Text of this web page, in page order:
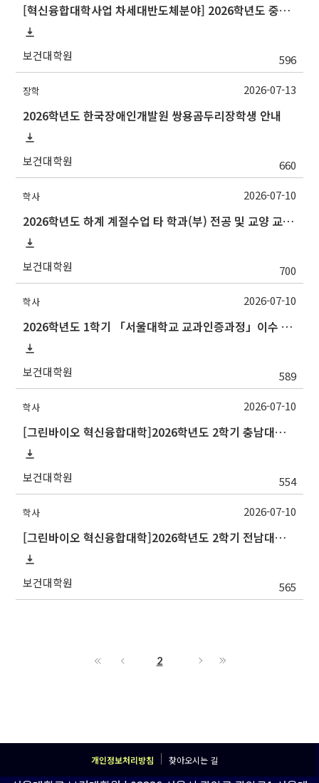
[혁신융합대학사업 차세대반도체분야] 2026학년도 중앙대학교 2학기 교류 수학 안내
보건대학원 596
장학
2026학년도 한국장애인개발원 쌍용곰두리장학생 안내
보건대학원 660
2026-07-13
학사
2026학년도 하계 계절수업 타 학과(부) 전공 및 교양 교과목 성적평가방법 선택제 신청 안내(~7/15 수)
보건대학원 700
2026-07-10
학사
2026학년도 1학기 「서울대학교 교과인증과정」이수 신청 안내
보건대학원 589
2026-07-10
학사
[그린바이오 혁신융합대학]2026학년도 2학기 충남대학교 교류 수학 안내
보건대학원 554
2026-07-10
학사
[그린바이오 혁신융합대학]2026학년도 2학기 전남대학교 교류 수학 안내
보건대학원 565
2026-07-10
2
개인정보처리방침 찾아오시는 길